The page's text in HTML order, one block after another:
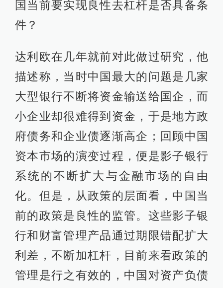
国当前要实现良性去杠杆是否具备条
件？
达利欧在几年就前对此做过研究，他
描述称，当时中国最大的问题是几家
大型银行不断将资金输送给国企，而
小企业却很难得到资金，于是地方政
府债务和企业债逐渐高企；回顾中国
资本市场的演变过程，便是影子银行
系统的不断扩大与金融市场的自由
化。但是，从政策的层面看，中国当
前的政策是良性的监管。这些影子银
行和财富管理产品通过期限错配扩大
利差，不断加杠杆，目前来看政策的
管理是行之有效的，中国对资产负债